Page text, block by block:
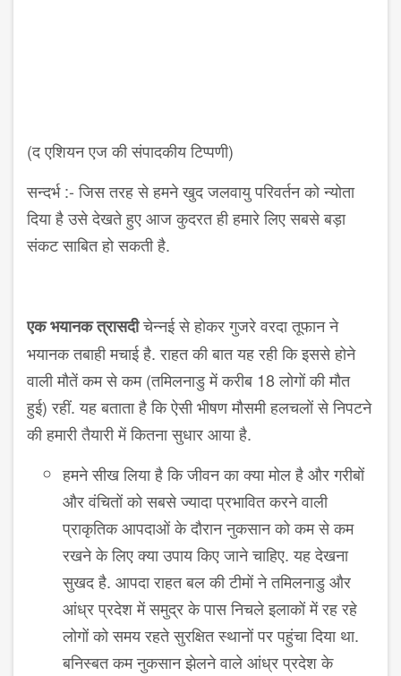
(द एशियन एज की संपादकीय टिप्पणी)
सन्दर्भ :- जिस तरह से हमने खुद जलवायु परिवर्तन को न्योता
दिया है उसे देखते हुए आज कुदरत ही हमारे लिए सबसे बड़ा
संकट साबित हो सकती है.
एक भयानक त्रासदीचेन्नई से होकर गुजरे वरदा तूफान ने
भयानक तबाही मचाई है. राहत की बात यह रही कि इससे होने
वाली मौतें कम से कम (तमिलनाडु में करीब 18 लोगों की मौत
हुई) रहीं. यह बताता है कि ऐसी भीषण मौसमी हलचलों से निपटने
की हमारी तैयारी में कितना सुधार आया है.
हमने सीख लिया है कि जीवन का क्या मोल है और गरीबों
और वंचितों को सबसे ज्यादा प्रभावित करने वाली
प्राकृतिक आपदाओं के दौरान नुकसान को कम से कम
रखने के लिए क्या उपाय किए जाने चाहिए. यह देखना
सुखद है. आपदा राहत बल की टीमों ने तमिलनाडु और
आंध्र प्रदेश में समुद्र के पास निचले इलाकों में रह रहे
लोगों को समय रहते सुरक्षित स्थानों पर पहुंचा दिया था.
बनिस्बत कम नुकसान झेलने वाले आंध्र प्रदेश के